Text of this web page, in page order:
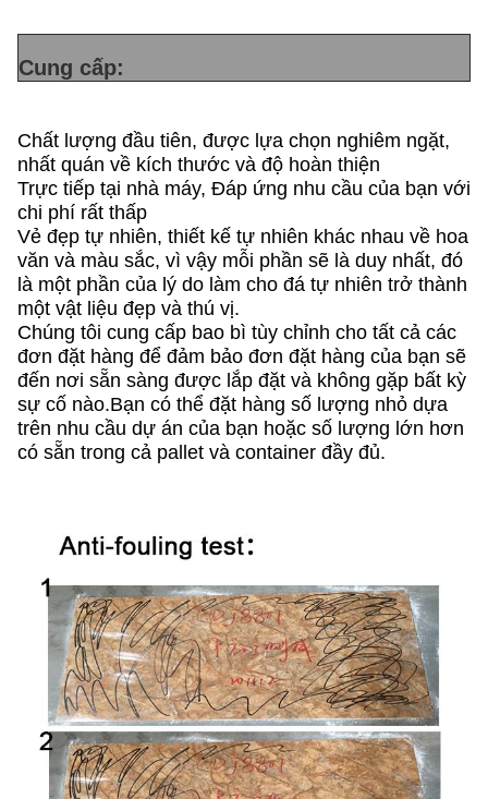
Cung cấp:
Chất lượng đầu tiên, được lựa chọn nghiêm ngặt,
nhất quán về kích thước và độ hoàn thiện
Trực tiếp tại nhà máy, Đáp ứng nhu cầu của bạn với
chi phí rất thấp
Vẻ đẹp tự nhiên, thiết kế tự nhiên khác nhau về hoa
văn và màu sắc, vì vậy mỗi phần sẽ là duy nhất, đó
là một phần của lý do làm cho đá tự nhiên trở thành
một vật liệu đẹp và thú vị.
Chúng tôi cung cấp bao bì tùy chỉnh cho tất cả các
đơn đặt hàng để đảm bảo đơn đặt hàng của bạn sẽ
đến nơi sẵn sàng được lắp đặt và không gặp bất kỳ
sự cố nào.Bạn có thể đặt hàng số lượng nhỏ dựa
trên nhu cầu dự án của bạn hoặc số lượng lớn hơn
có sẵn trong cả pallet và container đầy đủ.